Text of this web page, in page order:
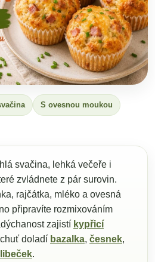
S ovesnou moukou
svačina, lehká večeře i
zvládnete z pár surovin.
rajčátka, mléko a ovesná
připravíte rozmixováním
zajistí kypřicí
doladí bazalka, česnek,
libeček.